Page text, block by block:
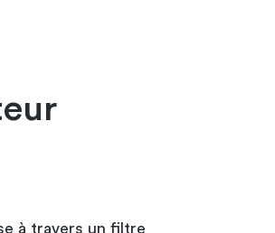
à travers un filtre